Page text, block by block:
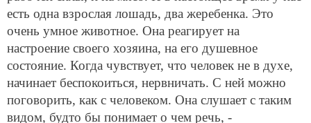
есть одна взрослая лошадь, два жеребенка. Это
очень умное животное. Она реагирует на
настроение своего хозяина, на его душевное
состояние. Когда чувствует, что человек не в духе,
начинает беспокоиться, нервничать. С ней можно
поговорить, как с человеком. Она слушает с таким
видом, будто бы понимает о чем речь, -